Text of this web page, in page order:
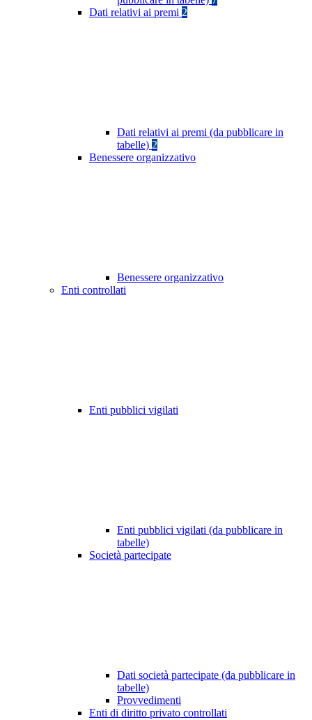
Dati relativi ai premi 2
Dati relativi ai premi (da pubblicare in
tabelle) 2
Benessere organizzativo
Benessere organizzativo
Enti controllati
Enti pubblici vigilati
Enti pubblici vigilati (da pubblicare in
tabelle)
Società partecipate
Dati società partecipate (da pubblicare in
tabelle)
Provvedimenti
Enti di diritto privato controllati